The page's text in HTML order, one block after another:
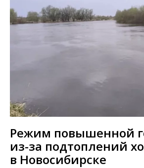
Режим повышенной
из-за подтоплений
в Новосибирске